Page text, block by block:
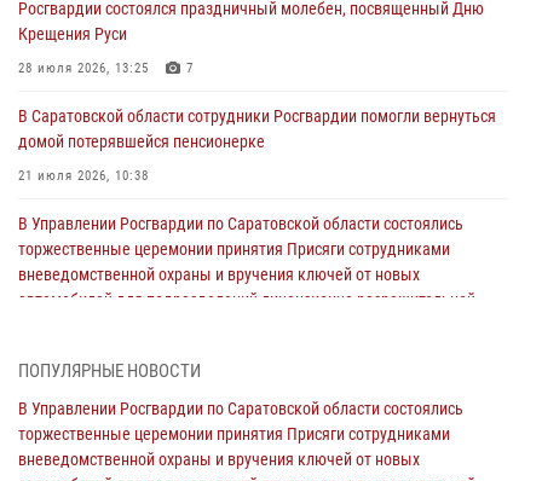
Росгвардии состоялся праздничный молебен, посвященный Дню
Крещения Руси
28 июля 2026, 13:25 7
В Саратовской области сотрудники Росгвардии помогли вернуться
домой потерявшейся пенсионерке
21 июля 2026, 10:38
В Управлении Росгвардии по Саратовской области состоялись
торжественные церемонии принятия Присяги сотрудниками
вневедомственной охраны и вручения ключей от новых
автомобилей для подразделений лицензионно-разрешительной
В Саратовской области самые лучшие каникулы проходят с
Росгвардией
16 июля 2026, 06:50 7 1
ПОПУЛЯРНЫЕ НОВОСТИ
В Управлении Росгвардии по Саратовской области состоялись
торжественные церемонии принятия Присяги сотрудниками
вневедомственной охраны и вручения ключей от новых